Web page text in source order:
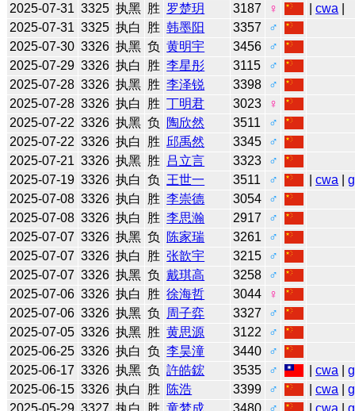
2025-07-31 3325 执黑 胜 罗楚玥 3187 ♀ |cwa
2025-07-31 3325 执白 胜 韩墨阳 3357
♂
2025-07-30 3326 执黑 负 黄明宇 3456
♂
2025-07-29 3326 执白 胜 李星彤 3115
♂
2025-07-28 3326 执黑 胜 李泽锐 3398
♂
2025-07-28 3326 执白 胜 丁明君 3023
♀
2025-07-22 3326 执黑 负 陶欣然 3511
♂
2025-07-22 3326 执白 胜 邱禹然 3345
♂
2025-07-21 3326 执黑 胜 吕立言 3323
♂
2025-07-19 3326 执白 负 王世一 3511 ♂ |cwa |
2025-07-08 3326 执白 胜 李崇德 3054
♂
2025-07-08 3326 执白 胜 李思瀚 2917
♂
2025-07-07 3326 执黑 负 陈家瑞 3261
♂
2025-07-07 3326 执白 胜 张歆宇 3215
♂
2025-07-07 3326 执黑 负 戴琪高 3258
♂
2025-07-06 3326 执白 胜 徐海哲 3044
♀
2025-07-06 3326 执黑 负 周子弈 3327
♂
2025-07-05 3326 执黑 胜 黄思源 3122
♂
2025-06-25 3326 执白 负 李昊潼 3440
♂
2025-06-17 3326 执黑 负 許皓鋐 3535 ♂ |cwa |
2025-06-15 3326 执白 胜 陈浩 3399 ♂ |cwa |
2025-05-29 3327 执白 胜 童梦成 3480 ♂ |cwa |